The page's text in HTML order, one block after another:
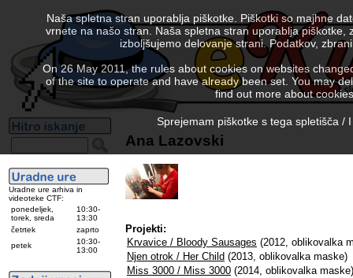
Uradne ure arhiva in
videoteke CTF:
ponedeljek,
torek, sreda
10:30-
13:30
četrtek
zaprto
petek
10:30-
13:00
Ana Lazovski
Projekti:
Krvavice / Bloody Sausages (2012, oblikovalka
Njen otrok / Her Child (2013, oblikovalka maske)
Miss 3000 / Miss 3000 (2014, oblikovalka maske)
Naša spletna stran uporablja piškotke. Piškotki so majhne
vrnete na našo stran. Naša spletna stran uporablja
izboljšujemo delovanje strani. Podatkov,
On 26 May 2011, the rules about cookies on websites
of the site to operate and have already been set. You may
find out more about
Sprejemam piškotke s tega spletišča /